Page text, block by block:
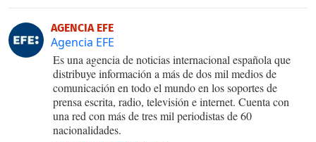
AGENCIA EFE
Agencia EFE
Es una agencia de noticias internacional española que
distribuye información a más de dos mil medios de
comunicación en todo el mundo en los soportes de
prensa escrita, radio, televisión e internet. Cuenta con
una red con más de tres mil periodistas de 60
nacionalidades.